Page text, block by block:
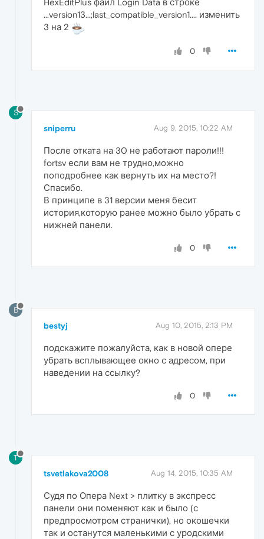
...version13...;last_compatible_version1.... изменить
3 на 2
0
S
sniperru Aug 9, 2015, 10:22 AM
После отката на 30 не работают пароли!!!
fortsv если вам не трудно,можно
поподробнее как вернуть их на место?!
Спасибо.
В принципе в 31 версии меня бесит
история,которую ранее можно было убрать с
нижней панели.
0
B
bestyj Aug 10, 2015, 2:13 PM
подскажите пожалуйста, как в новой опере
убрать всплывающее окно с адресом, при
наведении на ссылку?
0
T
tsvetlakova2008 Aug 14, 2015, 10:35 AM
Судя по Опера Next > плитку в экспресс
панели они поменяют как и было (с
предпросмотром странички), но окошечки
так и останутся маленькими с уродскими